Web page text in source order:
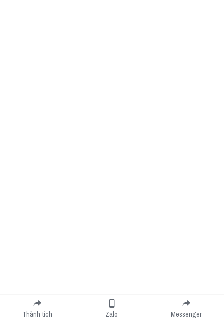
Thành tích Zalo Messenger